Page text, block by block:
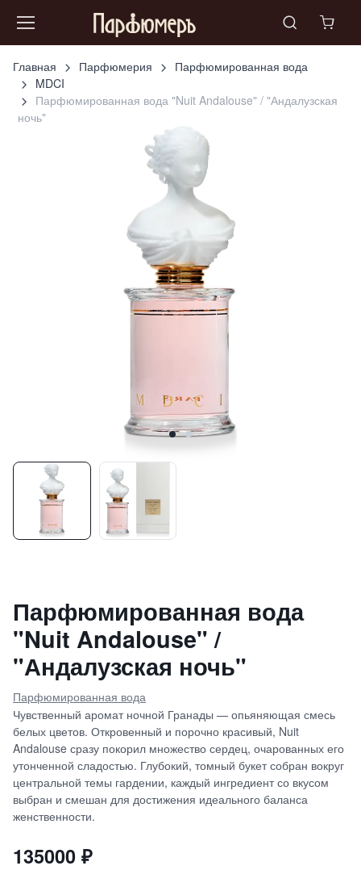
Главная Парфюмерия
Парфюмированная вода
MDCI
Парфюмированная вода "Nuit Andalouse" / "Андалузская
ночь"
Парфюмированная вода
"Nuit Andalouse" /
"Андалузская ночь"
Парфюмированная вода
Чувственный аромат ночной Гранады — опьяняющая смесь
белых цветов. Откровенный и порочно красивый, Nuit
Andalouse сразу покорил множество сердец, очарованных его
утонченной сладостью. Глубокий, томный букет собран вокруг
центральной темы гардении, каждый ингредиент со вкусом
выбран и смешан для достижения идеального баланса
женственности.
135000 ₽